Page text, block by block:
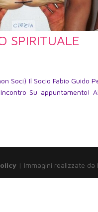
SPIRITUALE
Soci) Il Socio Fabio Guido
Su appuntamento!
| Immagini realizzate da